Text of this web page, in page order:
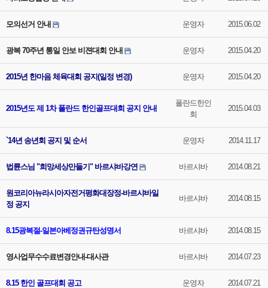
모의선거 안내 운영자 2015.06.02
광복 70주년 통일 안보 비젼대회 안내 운영자 2015.04.20
2015년 한마음 체육대회 공지(일정 변경) 운영자 2015.04.20
2015년도 제 1차 폴란드 한인골프대회 공지 안내
폴란드한인
회
2015.04.03
`14년 송년회 공지 및 순서 운영자 2014.11.17
법륜스님 "희망세상만들기" 바르샤바강연 바르샤바 2014.08.21
원코리아뉴라시아자전거평화대장정-바르샤바일
정 공지
바르샤바 2014.08.15
8.15광복절-일본아베정권규탄성명서 바르샤바 2014.08.15
영사업무수수료변경안내-대사관 바르샤바 2014.07.23
8.15 한인 골프대회 공고 운영자 2014.07.21